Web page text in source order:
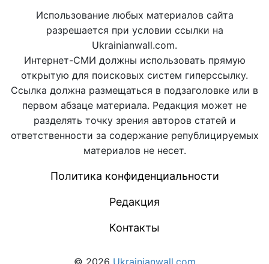
Использование любых материалов сайта
разрешается при условии ссылки на
Ukrainianwall.com.
Интернет-СМИ должны использовать прямую
открытую для поисковых систем гиперссылку.
Ссылка должна размещаться в подзаголовке или в
первом абзаце материала. Редакция может не
разделять точку зрения авторов статей и
ответственности за содержание републицируемых
материалов не несет.
Политика конфиденциальности
Редакция
Контакты
© 2026 Ukrainianwall.com